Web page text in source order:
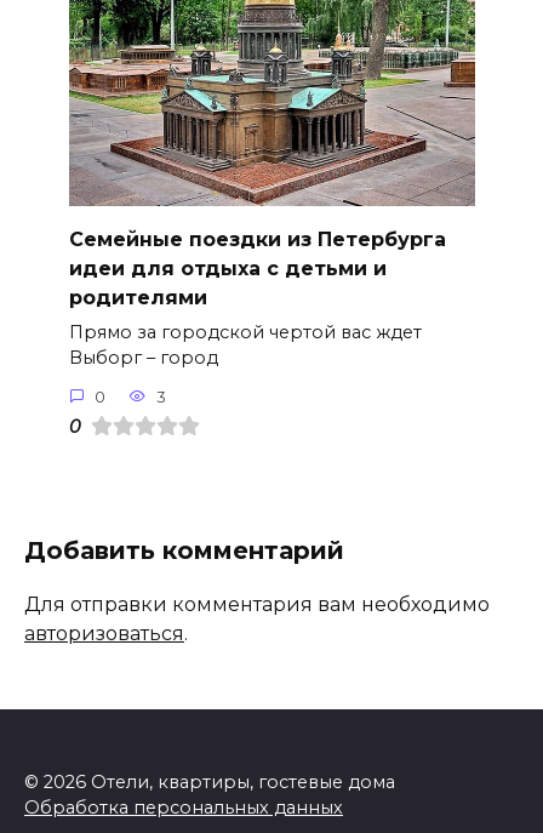
Семейные поездки из Петербурга
идеи для отдыха с детьми и
родителями
Прямо за городской чертой вас ждет
Выборг – город
0 3
0
Добавить комментарий
Для отправки комментария вам необходимо
авторизоваться.
© 2026 Отели, квартиры, гостевые дома
Обработка персональных данных